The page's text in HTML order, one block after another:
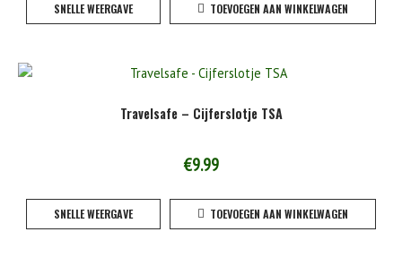
SNELLE WEERGAVE TOEVOEGEN AAN WINKELWAGEN
Travelsafe – Cijferslotje TSA
€9.99
SNELLE WEERGAVE TOEVOEGEN AAN WINKELWAGEN